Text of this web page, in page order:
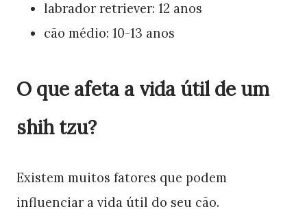
labrador retriever: 12 anos
cão médio: 10-13 anos
O que afeta a vida útil de um
shih tzu?
Existem muitos fatores que podem
influenciar a vida útil do seu cão.